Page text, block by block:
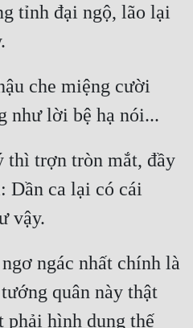
tỉnh đại ngộ, lão lại
che miệng cười
thì trợn tròn mắt, đầy
Dần ca lại có cái
ngác nhất chính là
quân này thật
phải hình dung thế